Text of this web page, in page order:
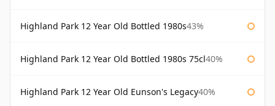
Highland Park 12 Year Old Bottled 1980s43%
Highland Park 12 Year Old Bottled 1980s 75cl40%
Highland Park 12 Year Old Eunson's Legacy40%